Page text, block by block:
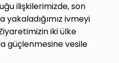
ilişkilerimizde, son
yakaladığımız ivmeyi
iki ülke
güçlenmesine vesile